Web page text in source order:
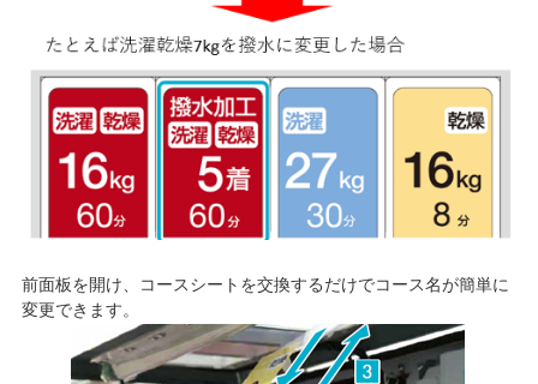
前面板を開け、コースシートを交換するだけでコース名が簡単に
変更できます。